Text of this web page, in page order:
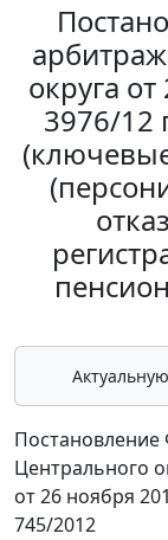
округа
3976/12
Постановление
Центрального
от 26 ноября
745/2012